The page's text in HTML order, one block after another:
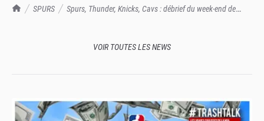
TrashTalk Actu NBA
SPURS
Spurs, Thunder, Knicks, Cavs : débrief du week-end de
VOIR TOUTES LES NEWS